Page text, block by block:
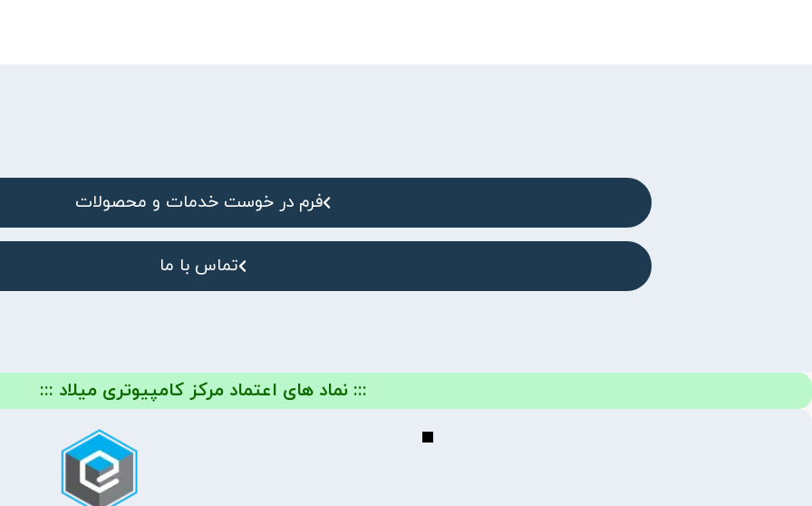
فرم در خوست خدمات و محصولات
تماس با ما
::: نماد های اعتماد مرکز کامپیوتری میلاد :::